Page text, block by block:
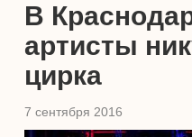
В
артисты
цирка
7 сентября 2016